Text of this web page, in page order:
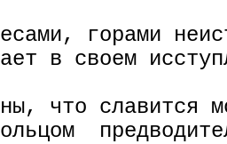
горами
в своем
что славится